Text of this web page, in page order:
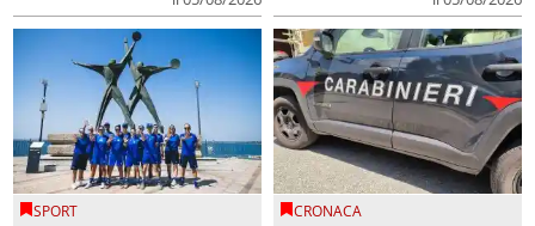
SPORT CRONACA